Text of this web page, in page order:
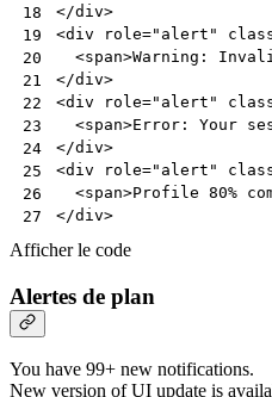
18
19
20
21
22
23
24
25
26
27
</div>
<div role="alert"
<span>Warning:
</div>
<div role="alert"
<span>Error: Your
</div>
<div role="alert"
<span>Profile 80%
</div>
Afficher le code
Alertes de plan
You have 99+ new notifications.
New version of UI update is